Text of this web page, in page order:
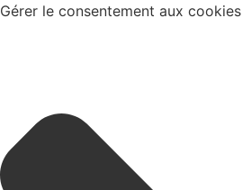
Gérer le consentement aux cookies